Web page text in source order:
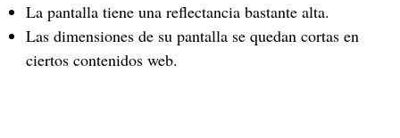
La pantalla tiene una reflectancia bastante alta.
Las dimensiones de su pantalla se quedan cortas en
ciertos contenidos web.